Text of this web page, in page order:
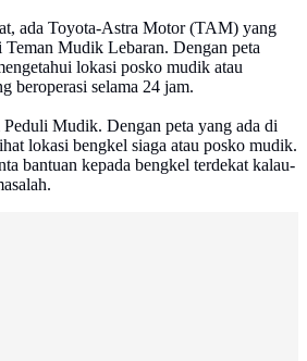
ada Toyota-Astra Motor (TAM) yang
Teman Mudik Lebaran. Dengan peta
lokasi posko mudik atau
beroperasi selama 24 jam.
Mudik. Dengan peta yang ada di
lokasi bengkel siaga atau posko mudik.
bantuan kepada bengkel terdekat kalau-